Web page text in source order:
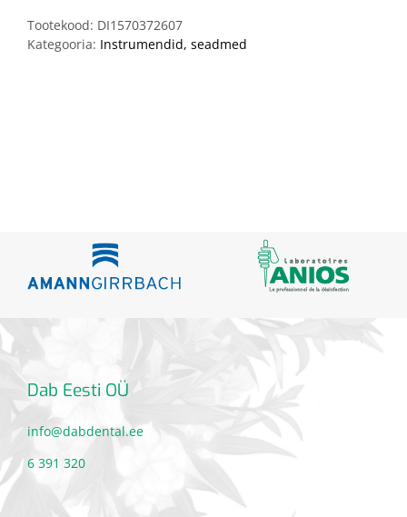
Tootekood: DI1570372607
Kategooria: Instrumendid, seadmed
Dab Eesti OÜ
info@dabdental.ee
6 391 320